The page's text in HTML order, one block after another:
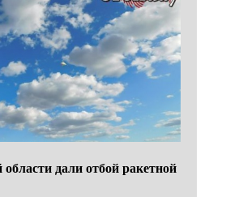
дали отбой ракетной